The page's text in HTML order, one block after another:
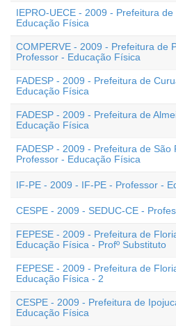
IEPRO-UECE - 2009 - Prefeitura
Educação Física
COMPERVE - 2009 - Prefeitura de
Professor - Educação Física
FADESP - 2009 - Prefeitura de
Educação Física
FADESP - 2009 - Prefeitura de
Educação Física
FADESP - 2009 - Prefeitura de São
Professor - Educação Física
IF-PE - 2009 - IF-PE - Professor -
CESPE - 2009 - SEDUC-CE -
FEPESE - 2009 - Prefeitura de
Educação Física - Profº Substituto
FEPESE - 2009 - Prefeitura de
Educação Física - 2
CESPE - 2009 - Prefeitura de
Educação Física